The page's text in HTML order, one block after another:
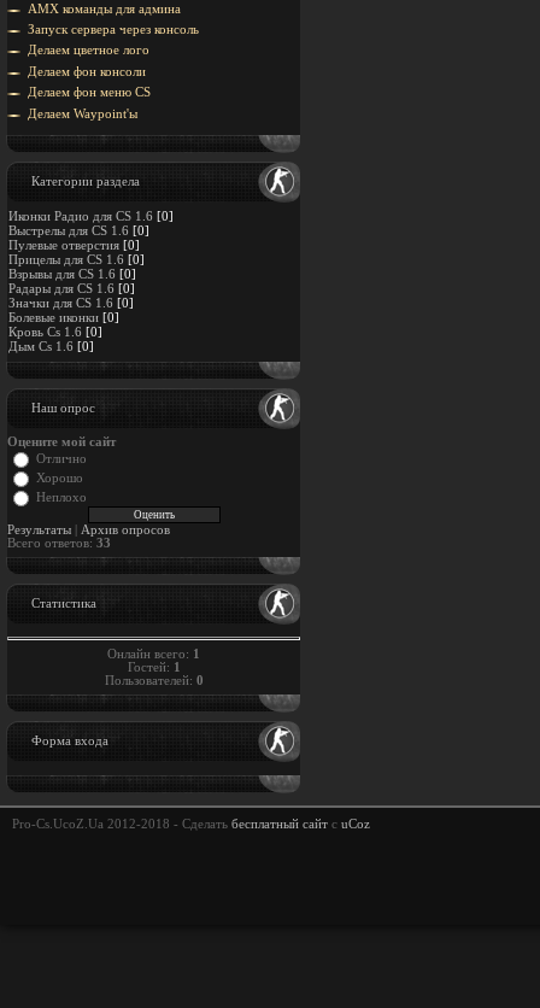
AMX команды для админа
Запуск сервера через консоль
Делаем цветное лого
Делаем фон консоли
Делаем фон меню CS
Делаем Waypoint'ы
Категории раздела
Иконки Радио для CS 1.6 [0]
Выстрелы для CS 1.6 [0]
Пулевые отверстия [0]
Прицелы для CS 1.6 [0]
Взрывы для CS 1.6 [0]
Радары для CS 1.6 [0]
Значки для CS 1.6 [0]
Болевые иконки [0]
Кровь Cs 1.6 [0]
Дым Cs 1.6 [0]
Наш опрос
Оцените мой сайт
Отлично
Хорошо
Неплохо
Результаты
Архив опросов
Всего ответов: 33
Статистика
Онлайн всего: 1
Гостей: 1
Пользователей: 0
Форма входа
Pro-Cs.UcoZ.Ua 2012-2018 - Сделать бесплатный сайт с uCoz